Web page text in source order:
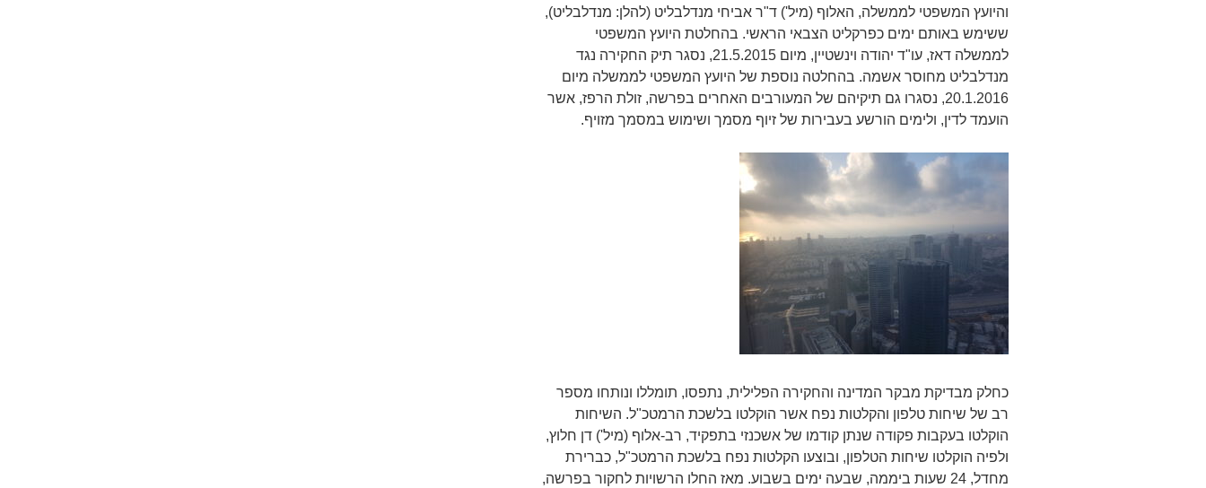
והיועץ המשפטי לממשלה, האלוף (מיל') ד"ר אביחי מנדלבליט (להלן: מנדלבליט),
ששימש באותם ימים כפרקליט הצבאי הראשי. בהחלטת היועץ המשפטי
לממשלה דאז, עו"ד יהודה וינשטיין, מיום 21.5.2015, נסגר תיק החקירה נגד
מנדלבליט מחוסר אשמה. בהחלטה נוספת של היועץ המשפטי לממשלה מיום
20.1.2016, נסגרו גם תיקיהם של המעורבים האחרים בפרשה, זולת הרפז, אשר
הועמד לדין, ולימים הורשע בעבירות של זיוף מסמך ושימוש במסמך מזויף.
כחלק מבדיקת מבקר המדינה והחקירה הפלילית, נתפסו, תומללו ונותחו מספר
רב של שיחות טלפון והקלטות נפח אשר הוקלטו בלשכת הרמטכ"ל. השיחות
הוקלטו בעקבות פקודה שנתן קודמו של אשכנזי בתפקיד, רב-אלוף (מיל') דן חלוץ,
ולפיה הוקלטו שיחות הטלפון, ובוצעו הקלטות נפח בלשכת הרמטכ"ל, כברירת
מחדל, 24 שעות ביממה, שבעה ימים בשבוע. מאז החלו הרשויות לחקור בפרשה,